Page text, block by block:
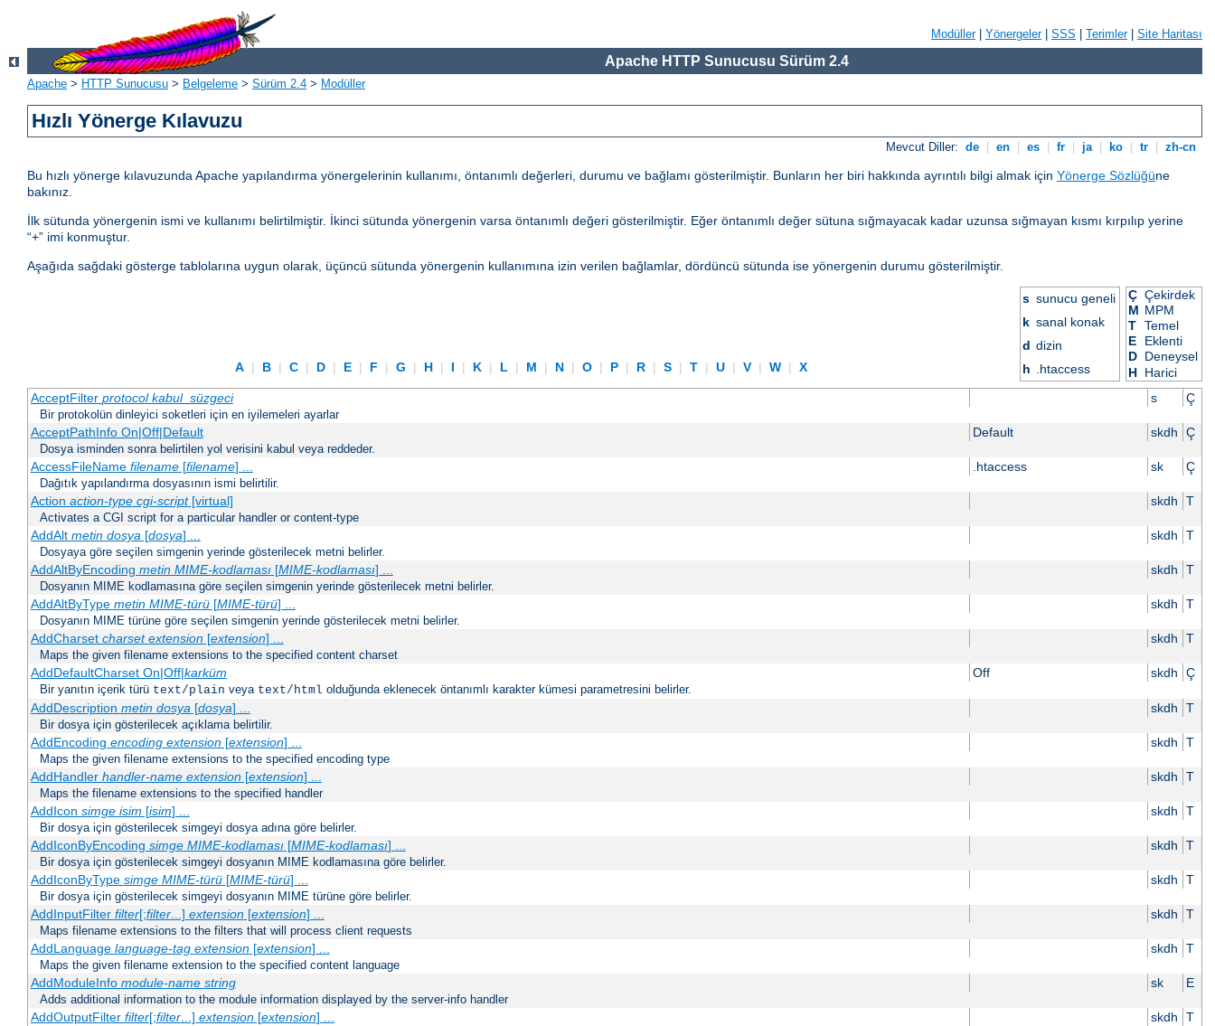
Modüller| Yönergeler| SSS Terimler| Site Haritası
Apache HTTP Sunucusu Sürüm 2.4
Apache > HTTP Sunucusu > Belgeleme > Sürüm 2.4 > Modüller
Hızlı Yönerge Kılavuzu
Mevcut Diller: de en es fr ja ko tr zh-cn
Bu hızlı yönerge kılavuzunda Apache yapılandırma yönergelerinin kullanımı, öntanımlı değerleri, durumu ve bağlamı gösterilmiştir. Bunların her biri hakkında ayrıntılı bilgi almak için Yönerge Sözlüğüne
bakınız.
İlk sütunda yönergenin ismi ve kullanımı belirtilmiştir. İkinci sütunda yönergenin varsa öntanımlı değeri gösterilmiştir. Eğer öntanımlı değer sütuna sığmayacak kadar uzunsa sığmayan kısmı kırpılıp yerine
“+” imi konmuştur.
Aşağıda sağdaki gösterge tablolarına uygun olarak, üçüncü sütunda yönergenin kullanımına izin verilen bağlamlar, dördüncü sütunda ise yönergenin durumu gösterilmiştir.
A | B | C | D | E | F | G | H | I | K | L | M | N | O | P | R | S | T | U | V | W | X
s sunucu geneli
k sanal konak
d dizin
h .htaccess
Ç Çekirdek
M MPM
T Temel
E
Eklenti
D Deneysel
H Harici
AcceptFilter protocol kabul_süzgeci s Ç
Bir protokolün dinleyici soketleri için en iyilemeleri ayarlar
AcceptPathInfo On|Off|Default Default skdh Ç
Dosya isminden sonra belirtilen yol verisini kabul veya reddeder.
AccessFileName filename[filename] ... .htaccess sk Ç
Dağıtık yapılandırma dosyasının ismi belirtilir.
Action action-type cgi-script[virtual] skdh T
Activates a CGI script for a particular handler or content-type
AddAlt metin dosya[dosya] ... skdh T
Dosyaya göre seçilen simgenin yerinde gösterilecek metni belirler.
AddAltByEncoding metin MIME-kodlaması[MIME-kodlaması] ... skdh T
Dosyanın MIME kodlamasına göre seçilen simgenin yerinde gösterilecek metni belirler.
AddAltByType metin MIME-türü[MIME-türü] ... skdh T
Dosyanın MIME türüne göre seçilen simgenin yerinde gösterilecek metni belirler.
AddCharset charset extension[extension] ... skdh T
Maps the given filename extensions to the specified content charset
AddDefaultCharset On|Off|karküm Off skdh Ç
Bir yanıtın içerik türü text/plain veya text/html olduğunda eklenecek öntanımlı karakter kümesi parametresini belirler.
AddDescription metin dosya[dosya] ... skdh T
Bir dosya için gösterilecek açıklama belirtilir.
AddEncoding encoding extension[extension] ... skdh T
Maps the given filename extensions to the specified encoding type
AddHandler handler-name extension[extension] ... skdh T
Maps the filename extensions to the specified handler
AddIcon simge isim [isim] ... skdh T
Bir dosya için gösterilecek simgeyi dosya adına göre belirler.
AddIconByEncoding simge MIME-kodlaması[MIME-kodlaması] ... skdh T
Bir dosya için gösterilecek simgeyi dosyanın MIME kodlamasına göre belirler.
AddIconByType simge MIME-türü[MIME-türü] ... skdh T
Bir dosya için gösterilecek simgeyi dosyanın MIME türüne göre belirler.
AddInputFilter filter[;filter...] extension[extension] ... skdh T
Maps filename extensions to the filters that will process client requests
AddLanguage language-tag extension[extension] ... skdh T
Maps the given filename extension to the specified content language
AddModuleInfo module-name string sk E
Adds additional information to the module information displayed by the server-info handler
AddOutputFilter filter[;filter...] extension[extension] ... skdh T